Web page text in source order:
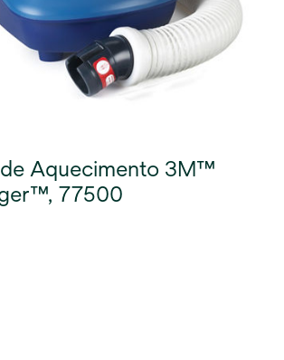
Aquecimento 3M™
77500